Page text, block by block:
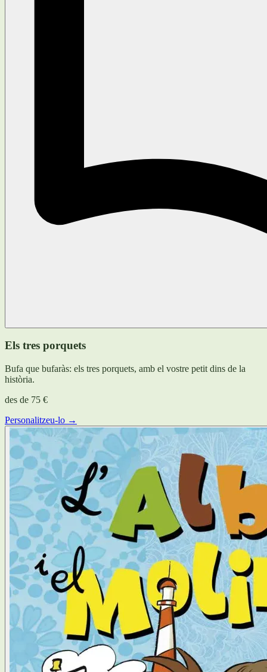
Els tres porquets
Bufa que bufaràs: els tres porquets, amb el vostre petit dins de la
història.
des de 75 €
Personalitzeu-lo →